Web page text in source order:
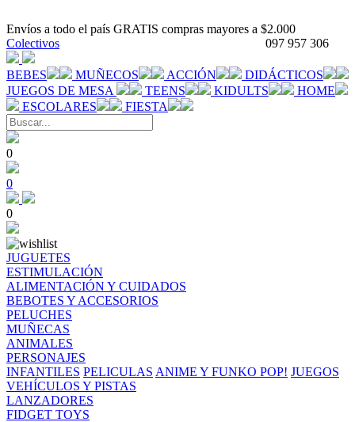
Envíos a todo el país GRATIS compras mayores a $2.000
097 957 306
Colectivos
BEBES MUÑECOS ACCIÓN
DIDÁCTICOS
JUEGOS DE MESA
TEENS KIDULTS
HOME
ESCOLARES
FIESTA
0
0
0
JUGUETES
ESTIMULACIÓN
ALIMENTACIÓN Y CUIDADOS
BEBOTES Y ACCESORIOS
PELUCHES
MUÑECAS
ANIMALES
PERSONAJES
INFANTILES PELICULAS ANIME Y FUNKO POP! JUEGOS
VEHÍCULOS Y PISTAS
LANZADORES
FIDGET TOYS